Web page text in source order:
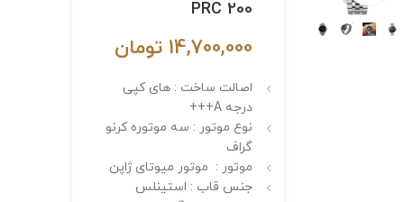
PRC 200
14,700,000 تومان
اصالت ساخت : های کپی
درجه A+++
نوع موتور : سه موتوره کرنو
گراف
موتور : موتور میوتای ژاپن
جنس قاب : استینلس